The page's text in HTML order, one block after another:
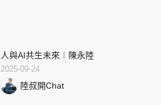
人與AI共生未來︱陳永陸
2025-09-24
陸叔開Chat